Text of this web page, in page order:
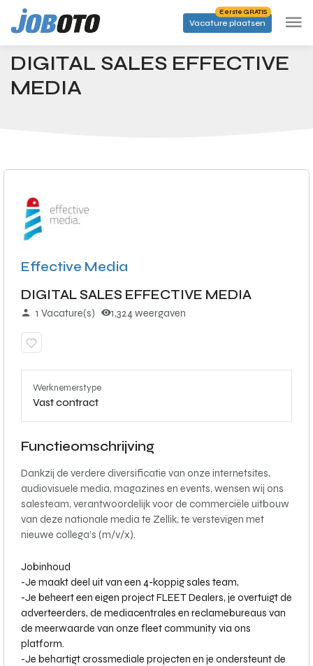
Skip to main content
Vacature plaatsen
Eerste GRATIS
Startpagina Banen DIGITAL SALES EFFECTIVE MEDIA
DIGITAL SALES EFFECTIVE
MEDIA
Effective Media
DIGITAL SALES EFFECTIVE MEDIA
1 Vacature(s) 1,324 weergaven
Werknemerstype
Vast contract
Functieomschrijving
Dankzij de verdere diversificatie van onze internetsites,
audiovisuele media, magazines en events, wensen wij ons
salesteam, verantwoordelijk voor de commerciële uitbouw
van deze nationale media te Zellik, te verstevigen met
nieuwe collega’s (m/v/x).
Jobinhoud
-Je maakt deel uit van een 4-koppig sales team,
-Je beheert een eigen project FLEET Dealers, je overtuigt de
adverteerders, de mediacentrales en reclamebureaus van
de meerwaarde van onze fleet community via ons
platform.
-Je behartigt crossmediale projecten en je ondersteunt de